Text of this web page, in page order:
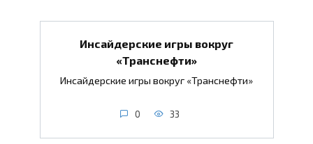
Инсайдерские игры вокруг
«Транснефти»
Инсайдерские игры вокруг «Транснефти»
0 33